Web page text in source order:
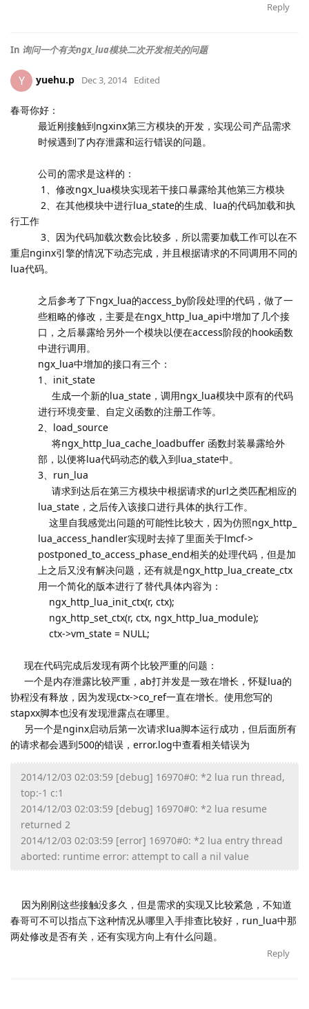
Reply
In 询问一个有关ngx_lua模块二次开发相关的问题
Y yuehu.p Dec 3, 2014 Edited
春哥你好：
最近刚接触到ngxinx第三方模块的开发，实现公司产品需求
时候遇到了内存泄露和运行错误的问题。
公司的需求是这样的：
1、修改ngx_lua模块实现若干接口暴露给其他第三方模块
2、在其他模块中进行lua_state的生成、lua的代码加载和执
行工作
3、因为代码加载次数会比较多，所以需要加载工作可以在不
重启nginx引擎的情况下动态完成，并且根据请求的不同调用不同的
lua代码。
之后参考了下ngx_lua的access_ by阶段处理的代码，做了一
些粗略的修改，主要是在ngx_ http_lua_api中增加了几个接
口， 之后暴露给另外一个模块以便在access阶段的hook函数
中进行调用。
ngx_lua中增加的接口有三个：
1、init_state
生成一个新的lua_state，调用ngx_ lua模块中原有的代码
进行环境变量、自定义函数的注册工作等。
2、load_source
将ngx_http_lua_cache_loadbuffer 函数封装暴露给外
部，以便将lua代码动态的载入到lua_ state中。
3、run_lua
请求到达后在第三方模块中根据请求的url之类匹配相应的
lua _state，之后传入该接口进行具体的执行工作。
这里自我感觉出问题的可能性比较大，因为仿照ngx_http_
lua_access_ handler实现时去掉了里面关于lmcf->
postponed_to_access_phase_ end相关的处理代码，但是加
上之后又没有解决问题，还有就是ngx_http_lua_ create_ctx
用一个简化的版本进行了替代具体内容为：
ngx_http_lua_init_ctx(r, ctx);
ngx_http_set_ctx(r, ctx, ngx_http_lua_module);
ctx->vm_state = NULL;
现在代码完成后发现有两个比较严重的问题：
一个是内存泄露比较严重，ab打并发是一致在增长，怀疑lua的
协程没有释放，因为发现ctx->co_ref一直在增长。使用您写的
stapxx脚本也没有发现泄露点在哪里。
另一个是nginx启动后第一次请求lua脚本运行成功， 但后面所有
的请求都会遇到500的错误，error.log中查看相关错误为
2014/12/03 02:03:59 [debug] 16970#0: *2 lua run thread,
top:-1 c:1
2014/12/03 02:03:59 [debug] 16970#0: *2 lua resume
returned 2
2014/12/03 02:03:59 [error] 16970#0: *2 lua entry thread
aborted: runtime error: attempt to call a nil value
因为刚刚这些接触没多久，但是需求的实现又比较紧急， 不知道
春哥可不可以指点下这种情况从哪里入手排查比较好， run_lua中那
两处修改是否有关， 还有实现方向上有什么问题。
Reply